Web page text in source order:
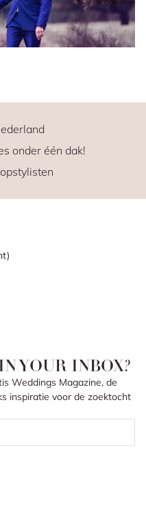
onder één dak!
YOUR INBOX?
Weddings Magazine, de
inspiratie voor de zoektocht